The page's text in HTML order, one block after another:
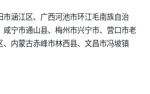
市涵江区、广西河池市环江毛南族自治
咸宁市通山县、梅州市兴宁市、营口市老
、内蒙古赤峰市林西县、文昌市冯坡镇